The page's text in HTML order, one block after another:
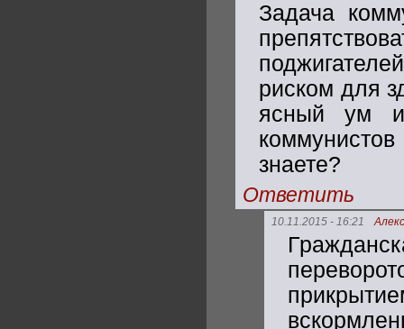
Задача
риском для
ясный ум и
знаете?
Ответить
10.11.2015 - 16:21